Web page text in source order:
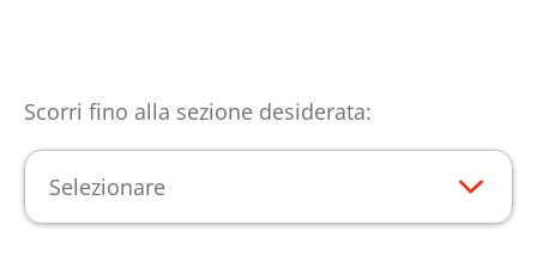
Scorri fino alla sezione desiderata:
Selezionare